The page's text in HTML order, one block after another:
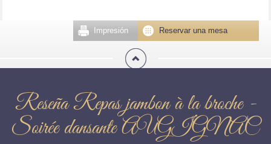
Reservar una mesa
Impresión
Reseña Repas jambon à la broche -
Soirée dansante AUGIGNAC